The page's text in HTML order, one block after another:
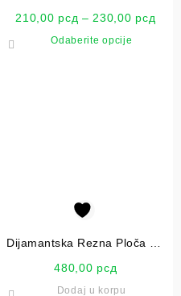
210,00 рсд – 230,00 рсд
Odaberite opcije
Dijamantska Rezna Ploča Za
480,00 рсд
Dodaj u korpu